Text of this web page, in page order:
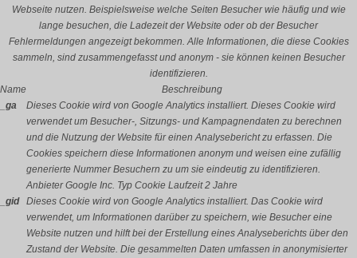
Webseite nutzen. Beispielsweise welche Seiten Besucher wie häufig und wie
lange besuchen, die Ladezeit der Website oder ob der Besucher
Fehlermeldungen angezeigt bekommen. Alle Informationen, die diese Cookies
sammeln, sind zusammengefasst und anonym - sie können keinen Besucher
identifizieren.
Name
Beschreibung
_ga
Dieses Cookie wird von Google Analytics installiert. Dieses Cookie wird
verwendet um Besucher-, Sitzungs- und Kampagnendaten zu berechnen
und die Nutzung der Website für einen Analysebericht zu erfassen. Die
Cookies speichern diese Informationen anonym und weisen eine zufällig
generierte Nummer Besuchern zu um sie eindeutig zu identifizieren.
Anbieter Google Inc. Typ Cookie Laufzeit 2 Jahre
_gid
Dieses Cookie wird von Google Analytics installiert. Das Cookie wird
verwendet, um Informationen darüber zu speichern, wie Besucher eine
Website nutzen und hilft bei der Erstellung eines Analyseberichts über den
Zustand der Website. Die gesammelten Daten umfassen in anonymisierter